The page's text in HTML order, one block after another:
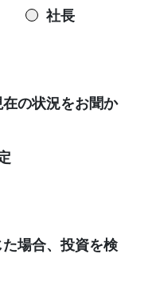
社長
の状況をお聞か
場合、投資を検